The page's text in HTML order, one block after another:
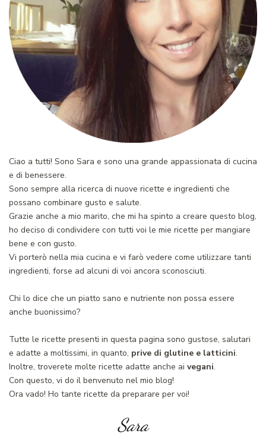
Ciao a tutti! Sono Sara e sono una grande appassionata di cucina
e di benessere.
Sono sempre alla ricerca di nuove ricette e ingredienti che
possano combinare gusto e salute.
Grazie anche a mio marito, che mi ha spinto a creare questo blog,
ho deciso di condividere con tutti voi le mie ricette per mangiare
bene e con gusto.
Vi porterò nella mia cucina e vi farò vedere come utilizzare tanti
ingredienti, forse ad alcuni di voi ancora sconosciuti.
Chi lo dice che un piatto sano e nutriente non possa essere
anche buonissimo?
Tutte le ricette presenti in questa pagina sono gustose, salutari
e adatte a moltissimi, in quanto, prive di glutine e latticini.
Inoltre, troverete molte ricette adatte anche ai vegani.
Con questo, vi do il benvenuto nel mio blog!
Ora vado! Ho tante ricette da preparare per voi!
Sara